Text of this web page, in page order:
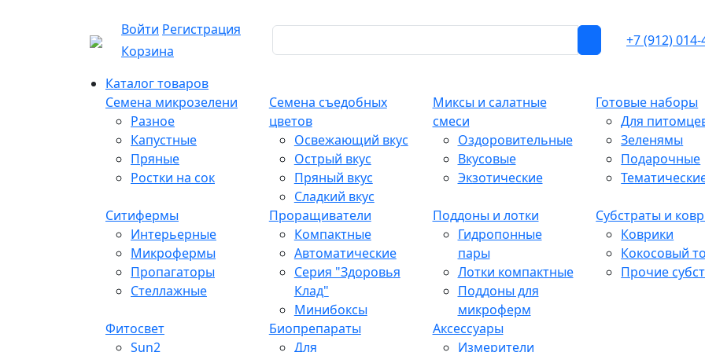
Войти Регистрация
Корзина
+7 (912) 014-
Каталог товаров
Семена микрозелени
Разное
Капустные
Пряные
Ростки на сок
Семена съедобных
цветов
Освежающий вкус
Острый вкус
Пряный вкус
Сладкий вкус
Миксы и салатные
смеси
Оздоровительные
Вкусовые
Экзотические
Готовые наборы
Для
Зеленямы
Подарочные
Ситифермы
Интерьерные
Микрофермы
Пропагаторы
Стеллажные
Проращиватели
Компактные
Автоматические
Серия "Здоровья
Клад"
Минибоксы
Поддоны и лотки
Гидропонные
пары
Лотки компактные
Поддоны для
микроферм
Субстраты и
Коврики
Кокосовый
Прочие
Фитосвет
Sun2
Биопрепараты
Для
Аксессуары
Измерители